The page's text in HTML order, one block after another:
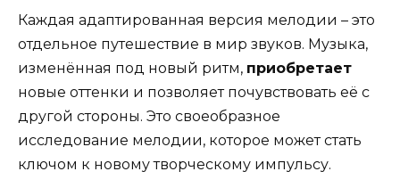
Каждая адаптированная версия мелодии – это
отдельное путешествие в мир звуков. Музыка,
изменённая под новый ритм, приобретает
новые оттенки и позволяет почувствовать её с
другой стороны. Это своеобразное
исследование мелодии, которое может стать
ключом к новому творческому импульсу.